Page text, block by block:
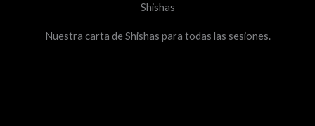
Shishas
Nuestra carta de Shishas para todas las sesiones.